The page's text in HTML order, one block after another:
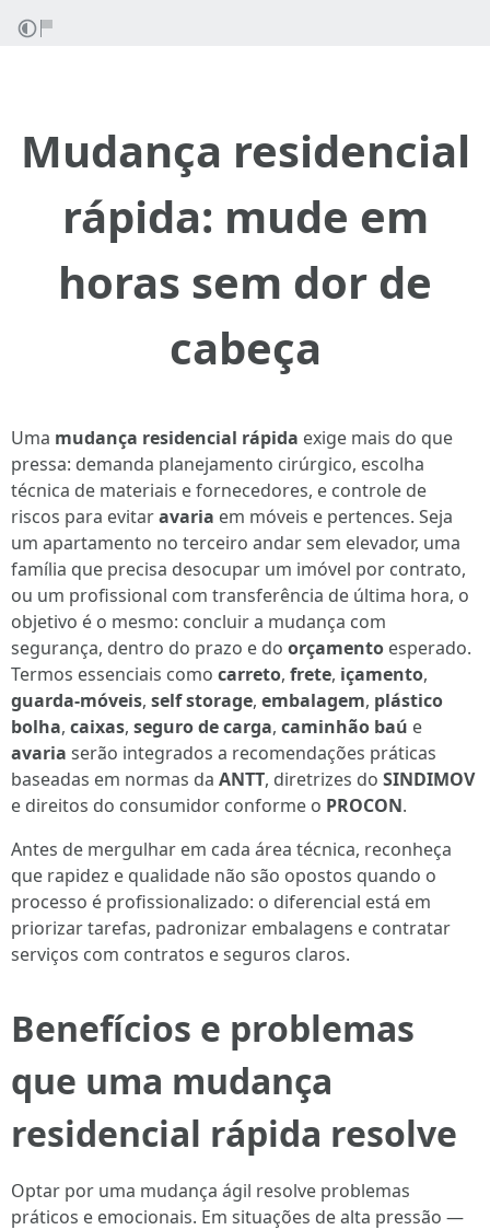
Mudança residencial
rápida: mude em
horas sem dor de
cabeça
Uma mudança residencial rápida exige mais do que
pressa: demanda planejamento cirúrgico, escolha
técnica de materiais e fornecedores, e controle de
riscos para evitaravaria em móveis e pertences. Seja
um apartamento no terceiro andar sem elevador, uma
família que precisa desocupar um imóvel por contrato,
ou um profissional com transferência de última hora, o
objetivo é o mesmo: concluir a mudança com
segurança, dentro do prazo e do orçamento esperado.
Termos essenciais como carreto, frete, içamento,
guarda-móveis, self storage, embalagem, plástico
bolha, caixas, seguro de carga, caminhão baú e
avaria serão integrados a recomendações práticas
baseadas em normas da ANTT, diretrizes do SINDIMOV
e direitos do consumidor conforme o PROCON.
Antes de mergulhar em cada área técnica, reconheça
que rapidez e qualidade não são opostos quando o
processo é profissionalizado: o diferencial está em
priorizar tarefas, padronizar embalagens e contratar
serviços com contratos e seguros claros.
Benefícios e problemas
que uma mudança
residencial rápida resolve
Optar por uma mudança ágil resolve problemas
práticos e emocionais. Em situações de alta pressão —